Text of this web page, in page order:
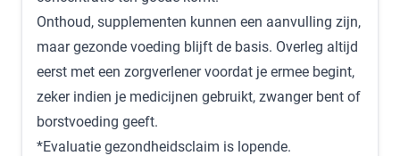
Onthoud, supplementen kunnen een aanvulling zijn,
maar gezonde voeding blijft de basis. Overleg altijd
eerst met een zorgverlener voordat je ermee begint,
zeker indien je medicijnen gebruikt, zwanger bent of
borstvoeding geeft.
*Evaluatie gezondheidsclaim is lopende.